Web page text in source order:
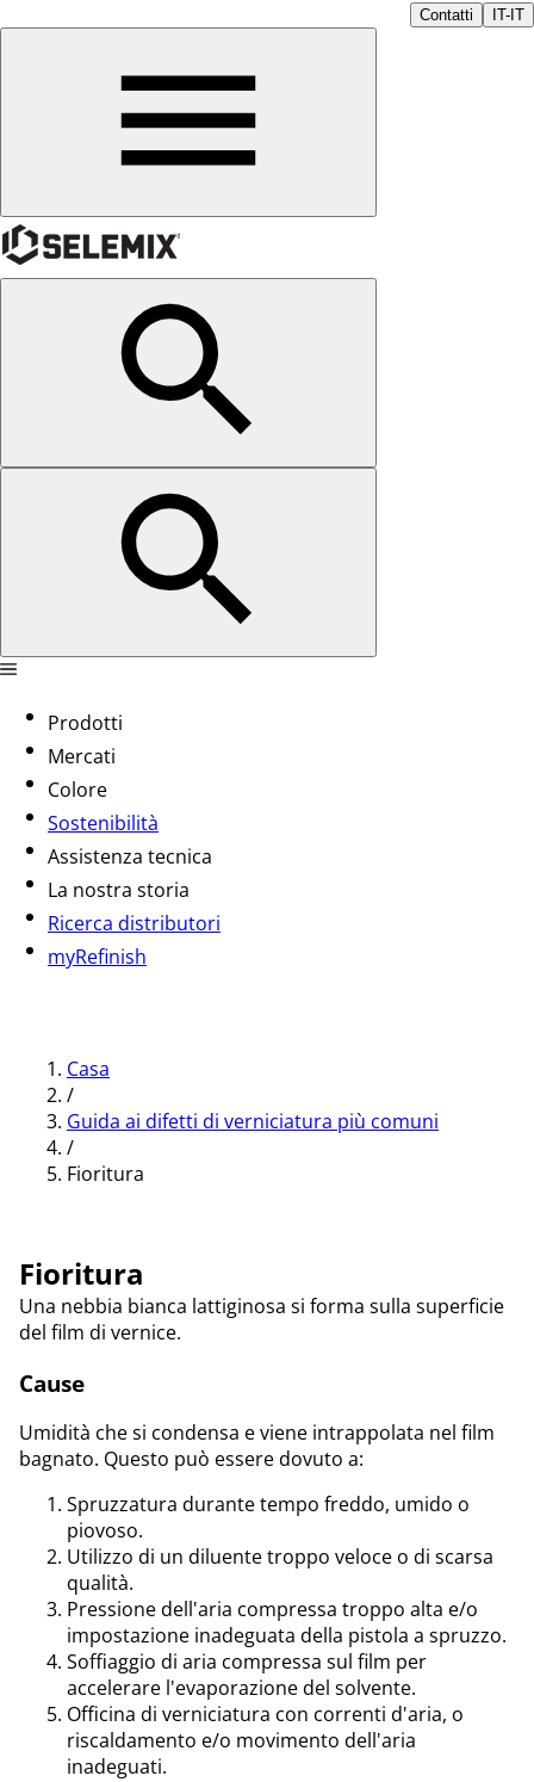
Contatti IT-IT
Prodotti
Mercati
Colore
Sostenibilità
Assistenza tecnica
La nostra storia
Ricerca distributori
myRefinish
Casa
/
Guida ai difetti di verniciatura più comuni
/
Fioritura
Fioritura
Una nebbia bianca lattiginosa si forma sulla superficie
del film di vernice.
Cause
Umidità che si condensa e viene intrappolata nel film
bagnato. Questo può essere dovuto a:
Spruzzatura durante tempo freddo, umido o
piovoso.
Utilizzo di un diluente troppo veloce o di scarsa
qualità.
Pressione dell'aria compressa troppo alta e/o
impostazione inadeguata della pistola a spruzzo.
Soffiaggio di aria compressa sul film per
accelerare l'evaporazione del solvente.
Officina di verniciatura con correnti d'aria, o
riscaldamento e/o movimento dell'aria
inadeguati.